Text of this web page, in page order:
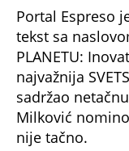
Portal Espreso
tekst sa
PLANETU:
najvažnija
sadržao
Milković
nije tačno.